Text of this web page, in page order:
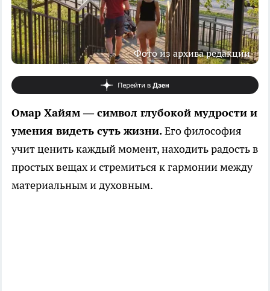
Фото из архива редакции
Омар Хайям — символ глубокой мудрости и
умения видеть суть жизни.Его философия
учит ценить каждый момент, находить радость в
простых вещах и стремиться к гармонии между
материальным и духовным.